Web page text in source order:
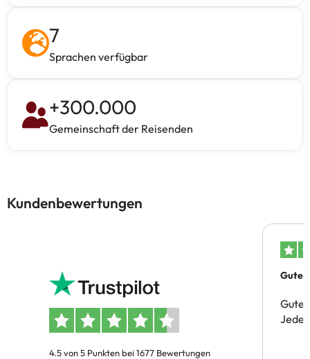
7
Sprachen verfügbar
+300.000
Gemeinschaft der Reisenden
Kundenbewertungen
4.5 von 5 Punkten bei 1677 Bewertungen
Gutes
Gute